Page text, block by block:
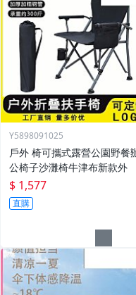
Y5898091025
戶外 椅可攜式露營公園野餐
公椅子沙灘椅牛津布新款外
$ 1,577
直購